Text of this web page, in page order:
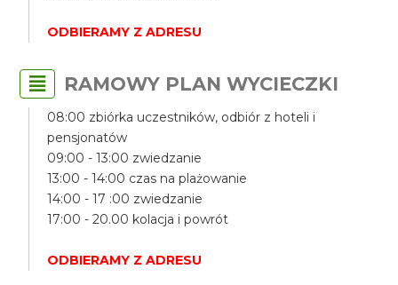
ODBIERAMY Z ADRESU
RAMOWY PLAN WYCIECZKI
08:00 zbiórka uczestników, odbiór z hoteli i
pensjonatów
09:00 - 13:00 zwiedzanie
13:00 - 14:00 czas na plażowanie
14:00 - 17 :00 zwiedzanie
17:00 - 20.00 kolacja i powrót
ODBIERAMY Z ADRESU